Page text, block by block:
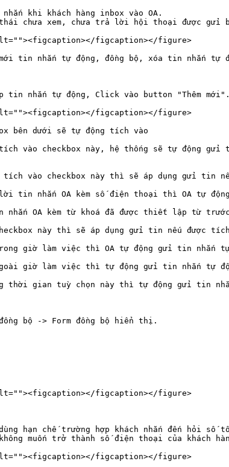
khi khách hàng inbox vào OA.
chưa xem, chưa trả lời hội thoại được gửi
alt=""><figcaption></figcaption></figure>
tin nhắn tự động, đồng bộ, xóa tin nhắn tự
nhắn tự động, Click vào button "Thêm
figcaption></figure>
bên dưới sẽ tự động tích vào
vào checkbox này, hệ thống sẽ tự động
vào checkbox này thì sẽ áp dụng gửi tin
tin nhắn OA kèm số điện thoại thì OA tự
OA kèm từ khoá đã được thiết lập từ
này thì sẽ áp dụng gửi tin nếu được
giờ làm việc thì OA tự động gửi tin nhắn tự
giờ làm việc thì tự động gửi tin nhắn tự
thời gian tuỳ chọn này thì tự động gửi tin
bộ -> Form đồng bộ hiển thị.
figcaption></figure>
hạn chế trường hợp khách nhắn đến hỏi
muốn trở thành số điện thoại của khách
figcaption></figure>